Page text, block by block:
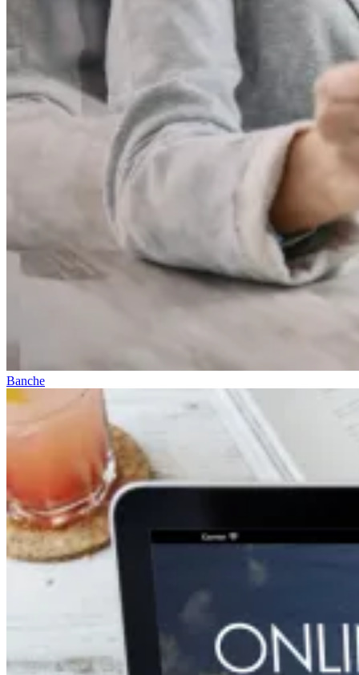
Banche